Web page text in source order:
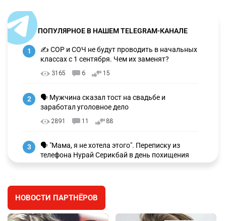
ПОПУЛЯРНОЕ В НАШЕМ TELEGRAM-КАНАЛЕ
1
✍️ СОР и СОЧ не будут проводить в начальных
классах с 1 сентября. Чем их заменят?
3165 6 15
2
🗣 Мужчина сказал тост на свадьбе и
заработал уголовное дело
2891 11 88
3
🗣 "Мама, я не хотела этого". Переписку из
телефона Нурай Серикбай в день похищения
зачитали в суде
⚠️ Доброе утро, друзья! Предлагаем обзор
главных новостей за 4 августа
НОВОСТИ ПАРТНЁРОВ